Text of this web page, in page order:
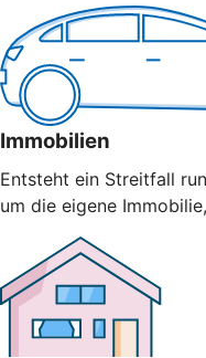
Immobilien
Entsteht ein Streitfall
um die eigene